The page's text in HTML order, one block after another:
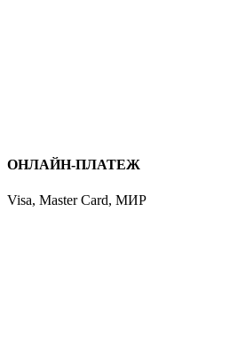
ОНЛАЙН-ПЛАТЕЖ
Visa, Master Card, МИР